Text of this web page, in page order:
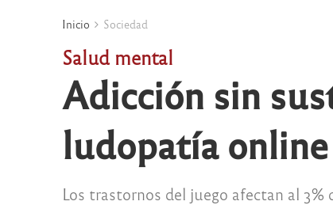
Inicio Sociedad
Salud mental
Adicción sin
ludopatía online
Los trastornos del juego afectan al